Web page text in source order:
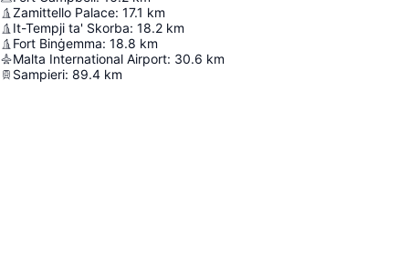
Zamittello Palace: 17.1 km
It-Tempji ta' Skorba: 18.2 km
Fort Binġemma: 18.8 km
Malta International Airport: 30.6 km
Sampieri: 89.4 km